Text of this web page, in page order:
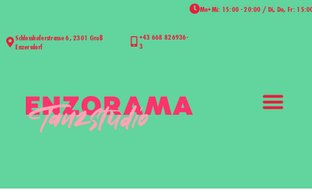
Schlosshoferstrasse 6, 2301 Groß
Enzersdorf
+43 668 826936-
3
Mo+Mi: 15:00 - 20:00 / Di, Do, Fr: